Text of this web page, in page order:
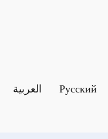
العربية Русский